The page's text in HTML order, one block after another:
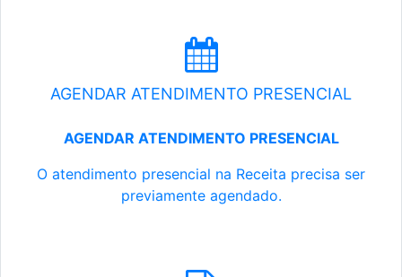
AGENDAR ATENDIMENTO PRESENCIAL
AGENDAR ATENDIMENTO PRESENCIAL
O atendimento presencial na Receita precisa ser
previamente agendado.